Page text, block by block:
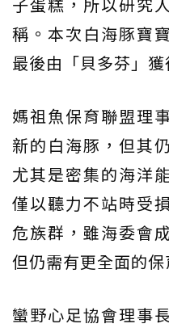
子蛋糕，所以研究
稱。本次白海豚寶
最後由「貝多芬」獲
媽祖魚保育聯盟理
新的白海豚，但其
尤其是密集的海洋
僅以聽力不站時受
危族群，雖海委會
但仍需有更全面的保
蠻野心足協會理事